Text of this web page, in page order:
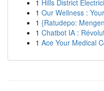
1 Hills District
1 Our Wellness :
1 {Ratudepo:
1 Chatbot IA :
1 Ace Your Medical